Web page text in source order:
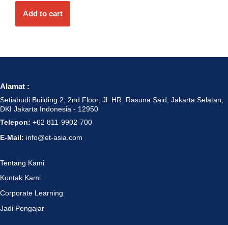
Add to cart
Alamat :
Setiabudi Building 2, 2nd Floor, Jl. HR. Rasuna Said, Jakarta Selatan,
DKI Jakarta Indonesia - 12950
Telepon: +62 811-9902-700
E-Mail: info@et-asia.com
Tentang Kami
Kontak Kami
Corporate Learning
Jadi Pengajar